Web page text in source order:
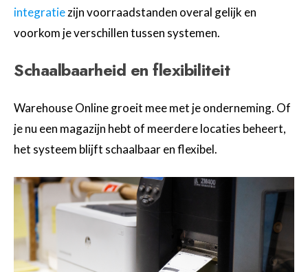
integratiezijn voorraadstanden overal gelijk en
voorkom je verschillen tussen systemen.
Schaalbaarheid en flexibiliteit
Warehouse Online groeit mee met je onderneming. Of
je nu een magazijn hebt of meerdere locaties beheert,
het systeem blijft schaalbaar en flexibel.